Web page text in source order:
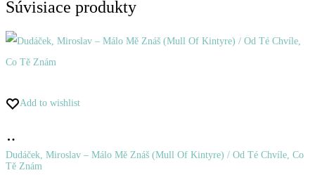
Súvisiace produkty
Add to wishlist
do
Dudáček, Miroslav – Málo Mě Znáš (Mull Of Kintyre) / Od Té Chvíle, Co
Tě Znám